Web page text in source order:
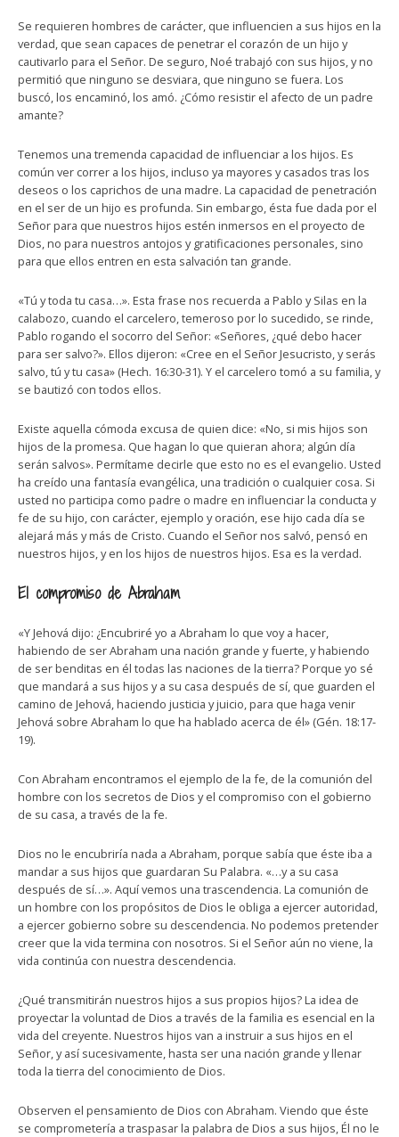
Se requieren hombres de carácter, que influencien a sus hijos en la
verdad, que sean capaces de penetrar el corazón de un hijo y
cautivarlo para el Señor. De seguro, Noé trabajó con sus hijos, y no
permitió que ninguno se desviara, que ninguno se fuera. Los
buscó, los encaminó, los amó. ¿Cómo resistir el afecto de un padre
amante?
Tenemos una tremenda capacidad de influenciar a los hijos. Es
común ver correr a los hijos, incluso ya mayores y casados tras los
deseos o los caprichos de una madre. La capacidad de penetración
en el ser de un hijo es profunda. Sin embargo, ésta fue dada por el
Señor para que nuestros hijos estén inmersos en el proyecto de
Dios, no para nuestros antojos y gratificaciones personales, sino
para que ellos entren en esta salvación tan grande.
«Tú y toda tu casa…». Esta frase nos recuerda a Pablo y Silas en la
calabozo, cuando el carcelero, temeroso por lo sucedido, se rinde,
Pablo rogando el socorro del Señor: «Señores, ¿qué debo hacer
para ser salvo?». Ellos dijeron: «Cree en el Señor Jesucristo, y serás
salvo, tú y tu casa» (Hech. 16:30-31). Y el carcelero tomó a su familia, y
se bautizó con todos ellos.
Existe aquella cómoda excusa de quien dice: «No, si mis hijos son
hijos de la promesa. Que hagan lo que quieran ahora; algún día
serán salvos». Permítame decirle que esto no es el evangelio. Usted
ha creído una fantasía evangélica, una tradición o cualquier cosa. Si
usted no participa como padre o madre en influenciar la conducta y
fe de su hijo, con carácter, ejemplo y oración, ese hijo cada día se
alejará más y más de Cristo. Cuando el Señor nos salvó, pensó en
nuestros hijos, y en los hijos de nuestros hijos. Esa es la verdad.
El compromiso de Abraham
«Y Jehová dijo: ¿Encubriré yo a Abraham lo que voy a hacer,
habiendo de ser Abraham una nación grande y fuerte, y habiendo
de ser benditas en él todas las naciones de la tierra? Porque yo sé
que mandará a sus hijos y a su casa después de sí, que guarden el
camino de Jehová, haciendo justicia y juicio, para que haga venir
Jehová sobre Abraham lo que ha hablado acerca de él» (Gén. 18:17-
19).
Con Abraham encontramos el ejemplo de la fe, de la comunión del
hombre con los secretos de Dios y el compromiso con el gobierno
de su casa, a través de la fe.
Dios no le encubriría nada a Abraham, porque sabía que éste iba a
mandar a sus hijos que guardaran Su Palabra. «…y a su casa
después de sí…». Aquí vemos una trascendencia. La comunión de
un hombre con los propósitos de Dios le obliga a ejercer autoridad,
a ejercer gobierno sobre su descendencia. No podemos pretender
creer que la vida termina con nosotros. Si el Señor aún no viene, la
vida continúa con nuestra descendencia.
¿Qué transmitirán nuestros hijos a sus propios hijos? La idea de
proyectar la voluntad de Dios a través de la familia es esencial en la
vida del creyente. Nuestros hijos van a instruir a sus hijos en el
Señor, y así sucesivamente, hasta ser una nación grande y llenar
toda la tierra del conocimiento de Dios.
Observen el pensamiento de Dios con Abraham. Viendo que éste
se comprometería a traspasar la palabra de Dios a sus hijos, Él no le